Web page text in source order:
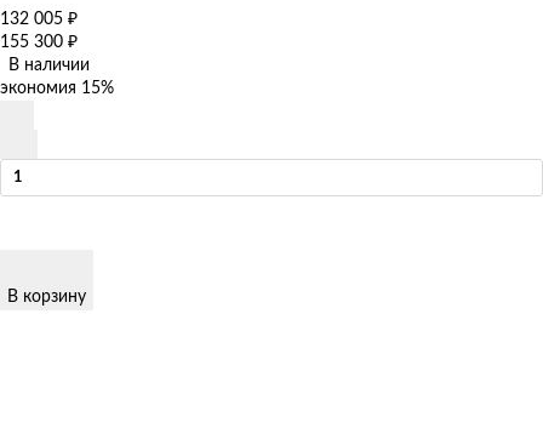
132 005 ₽
155 300 ₽
В наличии
экономия 15%
В корзину